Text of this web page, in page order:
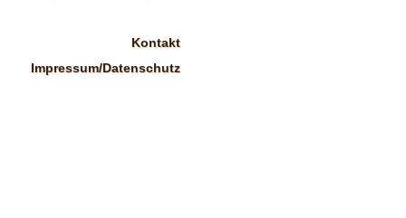
Kontakt
Impressum/Datenschutz